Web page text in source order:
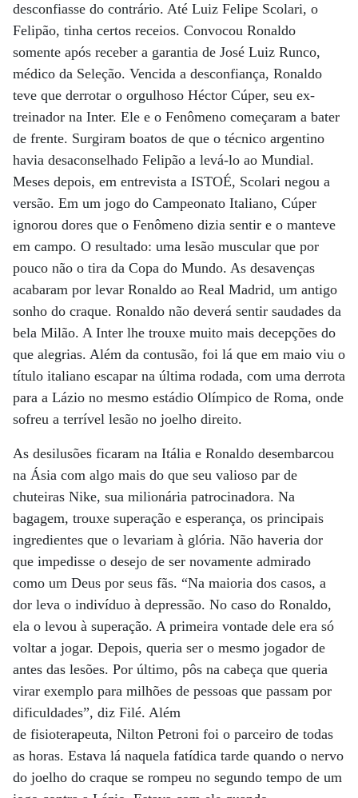
desconfiasse do contrário. Até Luiz Felipe Scolari, o
Felipão, tinha certos receios. Convocou Ronaldo
somente após receber a garantia de José Luiz Runco,
médico da Seleção. Vencida a desconfiança, Ronaldo
teve que derrotar o orgulhoso Héctor Cúper, seu ex-
treinador na Inter. Ele e o Fenômeno começaram a bater
de frente. Surgiram boatos de que o técnico argentino
havia desaconselhado Felipão a levá-lo ao Mundial.
Meses depois, em entrevista a ISTOÉ, Scolari negou a
versão. Em um jogo do Campeonato Italiano, Cúper
ignorou dores que o Fenômeno dizia sentir e o manteve
em campo. O resultado: uma lesão muscular que por
pouco não o tira da Copa do Mundo. As desavenças
acabaram por levar Ronaldo ao Real Madrid, um antigo
sonho do craque. Ronaldo não deverá sentir saudades da
bela Milão. A Inter lhe trouxe muito mais decepções do
que alegrias. Além da contusão, foi lá que em maio viu o
título italiano escapar na última rodada, com uma derrota
para a Lázio no mesmo estádio Olímpico de Roma, onde
sofreu a terrível lesão no joelho direito.
As desilusões ficaram na Itália e Ronaldo desembarcou
na Ásia com algo mais do que seu valioso par de
chuteiras Nike, sua milionária patrocinadora. Na
bagagem, trouxe superação e esperança, os principais
ingredientes que o levariam à glória. Não haveria dor
que impedisse o desejo de ser novamente admirado
como um Deus por seus fãs. “Na maioria dos casos, a
dor leva o indivíduo à depressão. No caso do Ronaldo,
ela o levou à superação. A primeira vontade dele era só
voltar a jogar. Depois, queria ser o mesmo jogador de
antes das lesões. Por último, pôs na cabeça que queria
virar exemplo para milhões de pessoas que passam por
dificuldades”, diz Filé. Além
de fisioterapeuta, Nilton Petroni foi o parceiro de todas
as horas. Estava lá naquela fatídica tarde quando o nervo
do joelho do craque se rompeu no segundo tempo de um